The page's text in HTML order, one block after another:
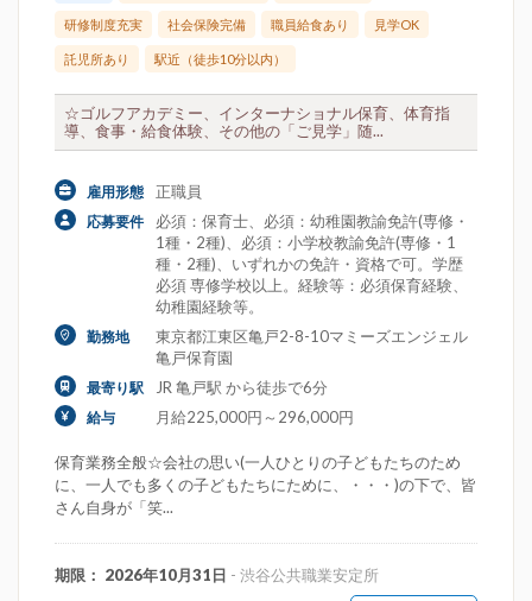
研修制度充実 社会保険完備 職員給食あり 見学OK
託児所あり 駅近（徒歩10分以内）
☆ゴルフアカデミー、インターナショナル保育、体育指
導、食事・給食体験、その他の「ご見学」随...
雇用形態 正職員
応募要件
必須：保育士、必須：幼稚園教諭免許(専修・
1種・2種)、必須：小学校教諭免許(専修・1
種・2種)、いずれかの免許・資格で可。学歴
必須 専修学校以上。経験等：必須保育経験、
幼稚園経験等。
勤務地
東京都江東区亀戸2-8-10マミーズエンジェル
亀戸保育園
最寄り駅 JR 亀戸駅 から徒歩で6分
給与 月給225,000円～296,000円
保育業務全般☆会社の思い(一人ひとりの子どもたちのため
に、一人でも多くの子どもたちにために、・・・)の下で、皆
さん自身が「笑...
期限： 2026年10月31日 - 渋谷公共職業安定所